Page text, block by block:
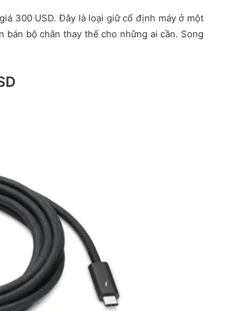
300 USD. Đây là loại giữ cố định máy ở một
bán bộ chân thay thế cho những ai cần. Song